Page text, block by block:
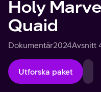
Holy
Quaid
Dokumentär2024Avsnitt
Utforska paket